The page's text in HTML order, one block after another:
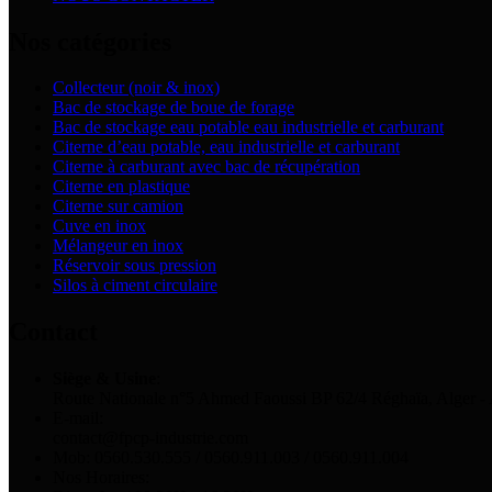
Collecteur (noir & inox)
Bac de stockage de boue de forage
Bac de stockage eau potable eau industrielle et carburant
Citerne d’eau potable, eau industrielle et carburant
Citerne à carburant avec bac de récupération
Citerne en plastique
Citerne sur camion
Cuve en inox
Mélangeur en inox
Réservoir sous pression
Silos à ciment circulaire